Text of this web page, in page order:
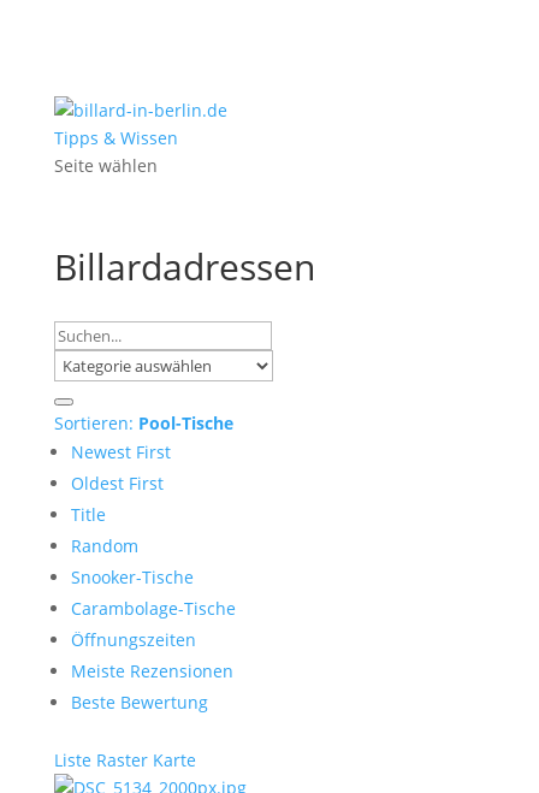
Tipps & Wissen
Seite wählen
Billardadressen
Sortieren: Pool-Tische
Newest First
Oldest First
Title
Random
Snooker-Tische
Carambolage-Tische
Öffnungszeiten
Meiste Rezensionen
Beste Bewertung
Liste Raster Karte